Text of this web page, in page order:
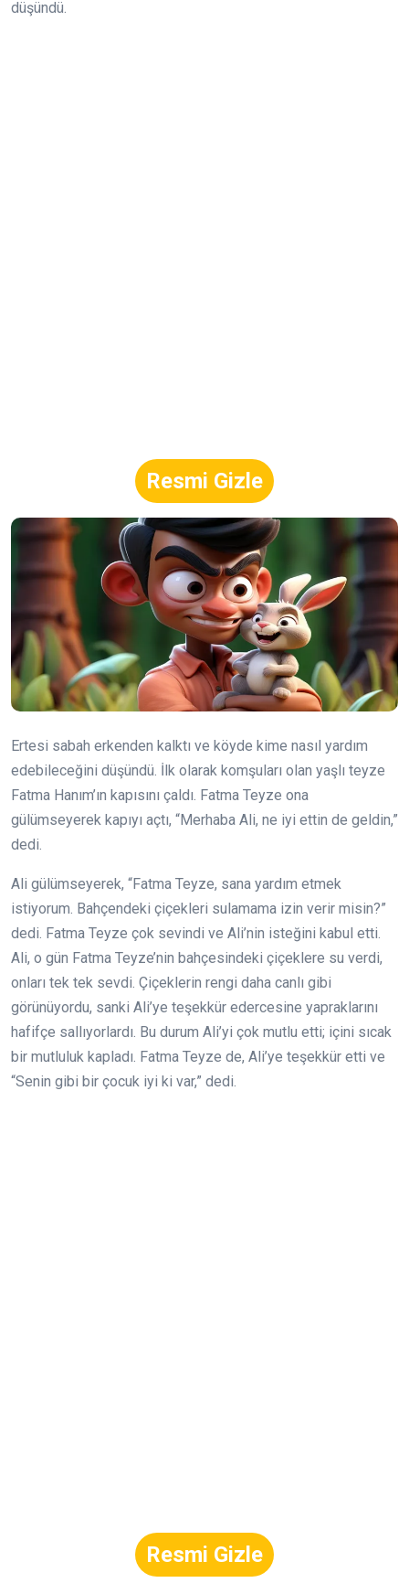
düşündü.
Resmi Gizle
Ertesi sabah erkenden kalktı ve köyde kime nasıl yardım
edebileceğini düşündü. İlk olarak komşuları olan yaşlı teyze
Fatma Hanım’ın kapısını çaldı. Fatma Teyze ona
gülümseyerek kapıyı açtı, “Merhaba Ali, ne iyi ettin de geldin,”
dedi.
Ali gülümseyerek, “Fatma Teyze, sana yardım etmek
istiyorum. Bahçendeki çiçekleri sulamama izin verir misin?”
dedi. Fatma Teyze çok sevindi ve Ali’nin isteğini kabul etti.
Ali, o gün Fatma Teyze’nin bahçesindeki çiçeklere su verdi,
onları tek tek sevdi. Çiçeklerin rengi daha canlı gibi
görünüyordu, sanki Ali’ye teşekkür edercesine yapraklarını
hafifçe sallıyorlardı. Bu durum Ali’yi çok mutlu etti; içini sıcak
bir mutluluk kapladı. Fatma Teyze de, Ali’ye teşekkür etti ve
“Senin gibi bir çocuk iyi ki var,” dedi.
Resmi Gizle